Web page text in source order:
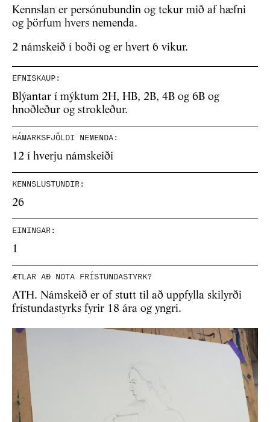
Kennslan er persónubundin og tekur mið af hæfni
og þörfum hvers nemenda.
2 námskeið í boði og er hvert 6 vikur.
EFNISKAUP:
Blýantar í mýktum 2H, HB, 2B, 4B og 6B og
hnoðleður og strokleður.
HÁMARKSFJÖLDI NEMENDA:
12 í hverju námskeiði
KENNSLUSTUNDIR:
26
EININGAR:
1
ÆTLAR AÐ NOTA FRÍSTUNDASTYRK?
ATH. Námskeið er of stutt til að uppfylla skilyrði
frístundastyrks fyrir 18 ára og yngri.